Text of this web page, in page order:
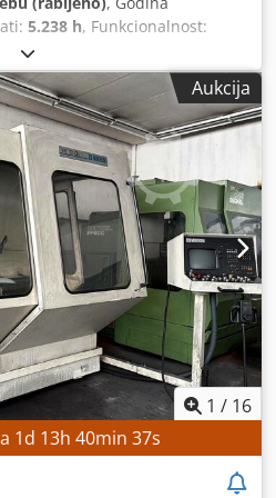
5.238 h, Funkcionalnost:
stroja/vozila:
mm, pomak osi Y:700 mm,
upravljača: Heidenhain
vretena:8.000 okr/min, Nema
prodaja po najvišoj ponudi!
Hod po osi X: 1.200 mm Hod po
750 mm Dwodpfx Afezpwykj
min DETALJI O STROJU Model
TNC 530 Radni napon:
24 V Snaga: 35 kVA
osigurač: 6,3 A Radno
5.238 sati Radno vrijeme
sati
Aukcija
1 / 16
1d 13h 40min 34s